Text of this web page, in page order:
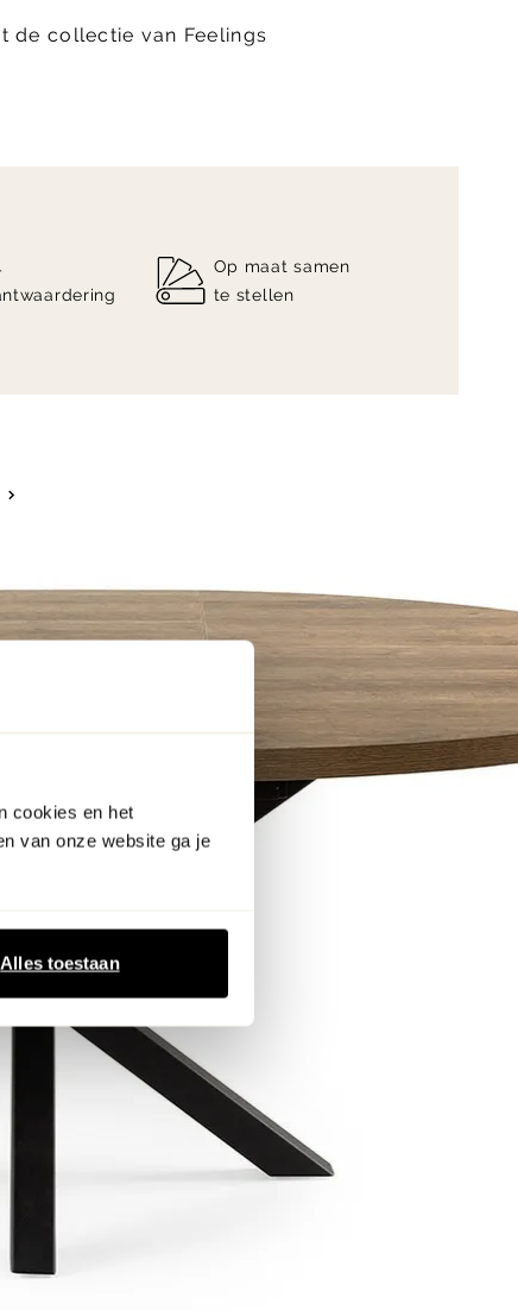
cookies en het
van onze website ga je
Alles toestaan
de collectie van Feelings
Op maat samen
te stellen